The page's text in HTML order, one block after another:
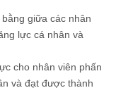
giữa các nhân
lực cá nhân và
cho nhân viên phấn
và đạt được thành